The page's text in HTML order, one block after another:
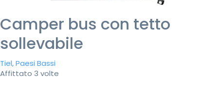
Camper bus con tetto
sollevabile
Tiel, Paesi Bassi
Affittato 3 volte